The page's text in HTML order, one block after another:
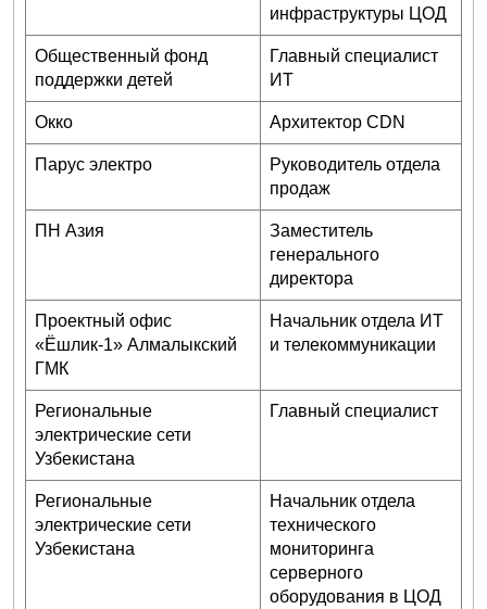
инфраструктуры ЦОД
Общественный фонд
поддержки детей
Главный специалист
ИТ
Окко Архитектор CDN
Парус электро
Руководитель отдела
продаж
ПН Азия
Заместитель
генерального
директора
Проектный офис
«Ёшлик-1» Алмалыкский
ГМК
Начальник отдела ИТ
и телекоммуникации
Региональные
электрические сети
Узбекистана
Главный специалист
Региональные
электрические сети
Узбекистана
Начальник отдела
технического
мониторинга
серверного
оборудования в ЦОД